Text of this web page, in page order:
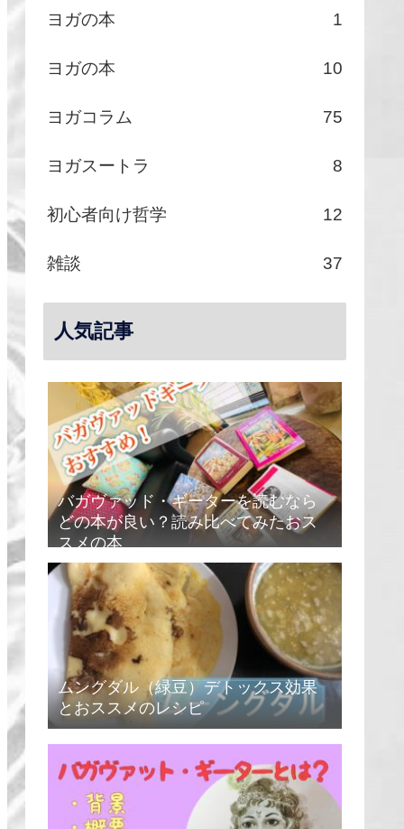
ヨガの本 1
ヨガの本 10
ヨガコラム 75
ヨガスートラ 8
初心者向け哲学 12
雑談 37
人気記事
バガヴァッド・ギーターを読むなら
どの本が良い？読み比べてみたおス
スメの本
ムングダル（緑豆）デトックス効果
とおススメのレシピ